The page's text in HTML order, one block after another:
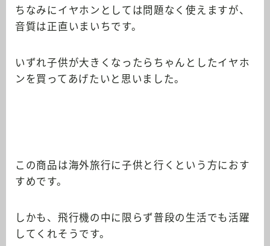
ちなみにイヤホンとしては問題なく使えますが、
音質は正直いまいちです。
いずれ子供が大きくなったらちゃんとしたイヤホ
ンを買ってあげたいと思いました。
この商品は海外旅行に子供と行くという方におす
すめです。
しかも、飛行機の中に限らず普段の生活でも活躍
してくれそうです。